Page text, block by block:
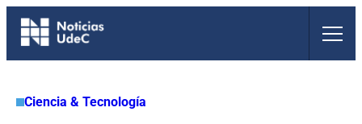
Saltar
Ciencia & Tecnología